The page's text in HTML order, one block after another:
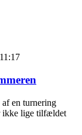
af en turnering
ikke lige tilfældet